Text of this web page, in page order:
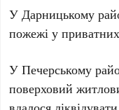
УДарницькому
пожежі у
УПечерському
поверховий